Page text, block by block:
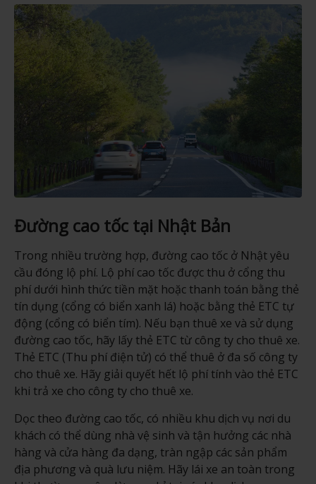
Đường cao tốc tại Nhật Bản
Trong nhiều trường hợp, đường cao tốc ở Nhật yêu
cầu đóng lộ phí. Lộ phí cao tốc được thu ở cổng thu
phí dưới hình thức tiền mặt hoặc thanh toán bằng thẻ
tín dụng (cổng có biển xanh lá) hoặc bằng thẻ ETC tự
động (cổng có biển tím). Nếu bạn thuê xe và sử dụng
đường cao tốc, hãy lấy thẻ ETC từ công ty cho thuê xe.
Thẻ ETC (Thu phí điện tử) có thể thuê ở đa số công ty
cho thuê xe. Hãy giải quyết hết lộ phí tính vào thẻ ETC
khi trả xe cho công ty cho thuê xe.
Dọc theo đường cao tốc, có nhiều khu dịch vụ nơi du
khách có thể dùng nhà vệ sinh và tận hưởng các nhà
hàng và cửa hàng đa dạng, tràn ngập các sản phẩm
địa phương và quà lưu niệm. Hãy lái xe an toàn trong